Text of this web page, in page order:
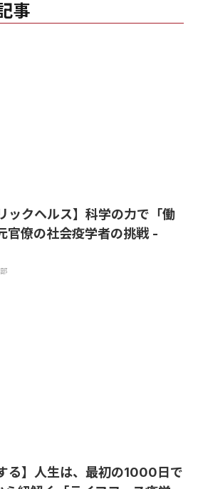
事
ックヘルス】科学の力で「働
官僚の社会疫学者の挑戦 -
る】人生は、最初の1000日で